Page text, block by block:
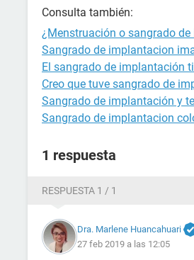
Consulta también:
¿Menstruación o sangrado
Sangrado de implantacion
El sangrado de implantación
Creo que tuve sangrado de
Sangrado de implantación y
Sangrado de implantacion
1 respuesta
RESPUESTA 1 / 1
Dra. Marlene Huancahuari
27 feb 2019 a las 12:05